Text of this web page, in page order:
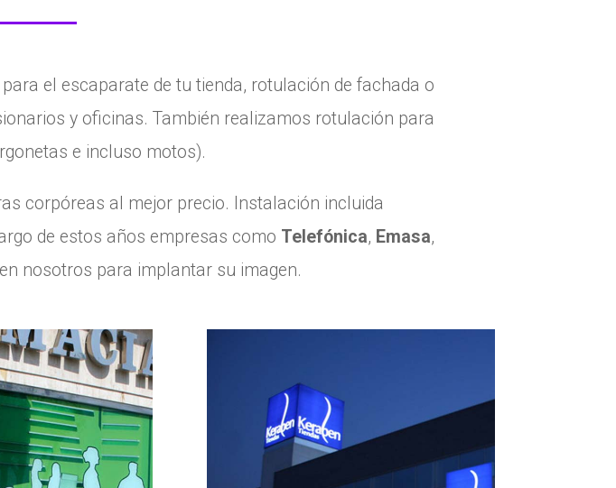
el escaparate de tu tienda, rotulación de fachada o
y oficinas. También realizamos rotulación para
e incluso motos).
corpóreas al mejor precio. Instalación incluida
de estos años empresas como Telefónica, Emasa,
nosotros para implantar su imagen.